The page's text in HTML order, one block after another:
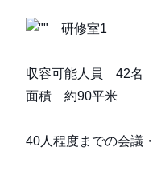
研修室1
収容可能人員 42名
面積 約90平米
40人程度までの会議